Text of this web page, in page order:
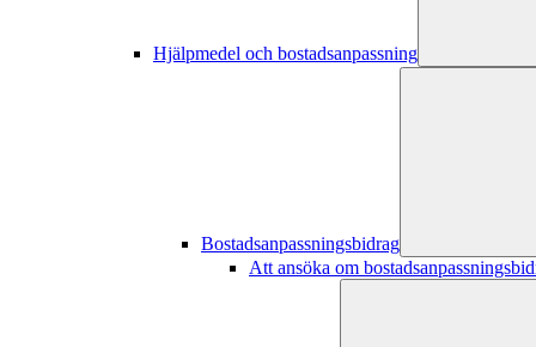
Hjälpmedel och bostadsanpassning
Bostadsanpassningsbidrag
Att ansöka om